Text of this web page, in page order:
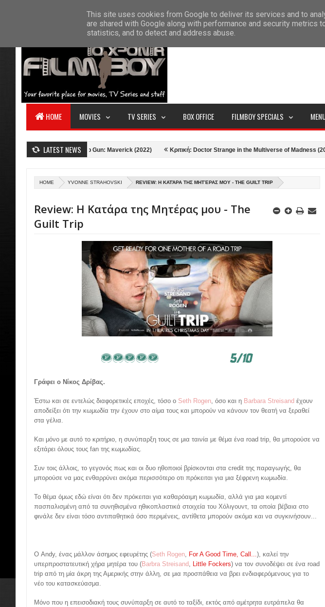
HOME ABOUT US CONTACT SITEMAP
HOME MOVIES TV SERIES BOX OFFICE FILMBOY SPECIALS
LATEST NEWS
Κριτική: Top Gun: Maverick (2022) Κριτική: Doctor Strange in the Multiverse of Madness (2022)
HOME YVONNE STRAHOVSKI REVIEW: Η ΚΑΤΆΡΑ ΤΗΣ ΜΗΤΈΡΑΣ ΜΟΥ - THE GUILT TRIP
Review: Η Κατάρα της Μητέρας μου - The
Guilt Trip
Γράφει ο Νίκος Δρίβας.
Έστω και σε εντελώς διαφορετικές εποχές, τόσο ο Seth Rogen, όσο και η Barbara Streisand έχουν
αποδείξει ότι την κωμωδία την έχουν στο αίμα τους και μπορούν να κάνουν τον θεατή να ξεραθεί
στα γέλια.
Kαι μόνο με αυτό το κριτήριο, η συνύπαρξη τους σε μια ταινία με θέμα ένα road trip, θα μπορούσε να
εξιτάρει όλους τους fan της κωμωδίας.
Συν τοις άλλοις, το γεγονός πως και οι δυο ηθοποιοί βρίσκονται στα credit της παραγωγής, θα
μπορούσε να μας ενθαρρύνει ακόμα περισσότερο οτι πρόκειται για μια ξέφρενη κωμωδία.
Το θέμα όμως εδώ είναι ότι δεν πρόκειται για καθαρόαιμη κωμωδία, αλλά για μια κομεντί
πασπαλισμένη από τα συνηθισμένα ηθικοπλαστικά στοιχεία του Χόλιγουντ, τα οποία βέβαια στο
φινάλε δεν είναι τόσο αντιπαθητικά όσο περιμένεις, αντίθετα μπορούν ακόμα και να συγκινήσουν...
Ο Andy, ένας μάλλον άσημος εφευρέτης (Seth Rogen, For A Good Time, Call...), καλεί την
υπερπροστατευτική χήρα μητέρα του (Barbra Streisand, Little Fockers) να τον συνοδέψει σε ένα road
trip από τη μία άκρη της Αμερικής στην άλλη, σε μια προσπάθεια να βρει ενδιαφερόμενους για το
νέο του κατασκεύασμα.
Μόνο που η επεισοδιακή τους συνύπαρξη σε αυτό το ταξίδι, εκτός από αμέτρητα ευτράπελα θα
This site uses cookies from Google to deliver its services and to
are shared with Google along with performance and security metrics
statistics, and to detect and address abuse.